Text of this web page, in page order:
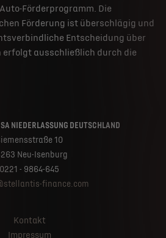
Förderprogramm. Die
Förderung ist überschlägig und
Entscheidung über
ausschließlich durch die
NIEDERLASSUNG DEUTSCHLAND
10
Neu-Isenburg
0221 - 9864-645
finance.com
Kontakt
Impressum